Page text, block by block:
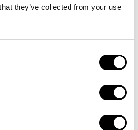
they’ve collected from your use
cargo